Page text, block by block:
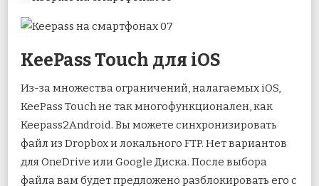
KeePass Touch для iOS
Из-за множества ограничений, налагаемых iOS,
KeePass Touch не так многофункционален, как
Keepass2Android. Вы можете синхронизировать
файл из Dropbox и локального FTP. Нет вариантов
для OneDrive или Google Диска. После выбора
файла вам будет предложено разблокировать его с